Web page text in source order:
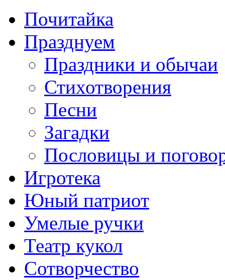
Почитайка
Празднуем
Праздники и обычаи
Стихотворения
Песни
Загадки
Пословицы и
Игротека
Юный патриот
Умелые ручки
Театр кукол
Сотворчество